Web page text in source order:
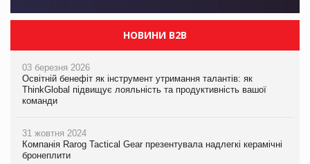
НОВИНИ B2B
03 березня 2026
Освітній бенефіт як інструмент утримання талантів: як
ThinkGlobal підвищує лояльність та продуктивність вашої
команди
31 жовтня 2024
Компанія Rarog Tactical Gear презентувала надлегкі керамічні
бронеплити